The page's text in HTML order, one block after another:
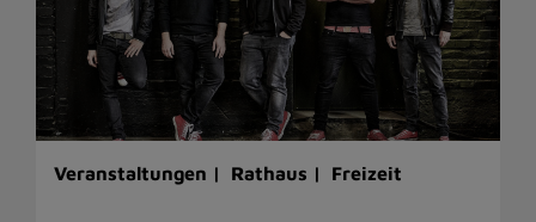
Veranstaltungen | Rathaus | Freizeit